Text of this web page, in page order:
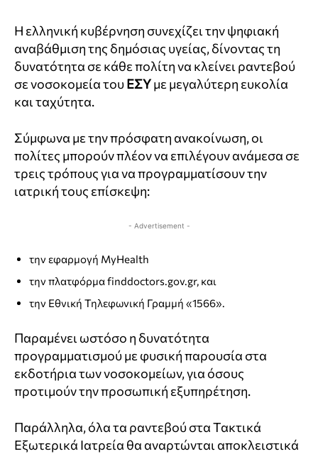
Η ελληνική κυβέρνηση συνεχίζει την ψηφιακή
αναβάθμιση της δημόσιας υγείας, δίνοντας τη
δυνατότητα σε κάθε πολίτη να κλείνει ραντεβού
σε νοσοκομεία τουΕΣΥμε μεγαλύτερη ευκολία
και ταχύτητα.
Σύμφωνα με την πρόσφατη ανακοίνωση, οι
πολίτες μπορούν πλέον να επιλέγουν ανάμεσα σε
τρεις τρόπους για να προγραμματίσουν την
ιατρική τους επίσκεψη:
- Advertisement -
την εφαρμογή MyHealth
την πλατφόρμα finddoctors.gov.gr, και
την Εθνική Τηλεφωνική Γραμμή «1566».
Παραμένει ωστόσο η δυνατότητα
προγραμματισμού με φυσική παρουσία στα
εκδοτήρια των νοσοκομείων, για όσους
προτιμούν την προσωπική εξυπηρέτηση.
Παράλληλα, όλα τα ραντεβού στα Τακτικά
Εξωτερικά Ιατρεία θα αναρτώνται αποκλειστικά